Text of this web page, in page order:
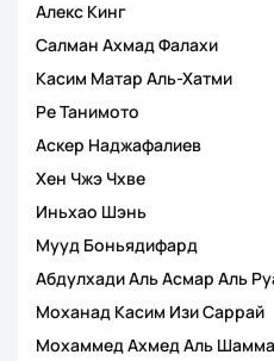
Алекс Кинг
Салман Ахмад Фалахи
Касим Матар Аль-Хатми
Ре Танимото
Аскер Наджафалиев
Хен Чжэ Чхве
Иньхао Шэнь
Мууд Боньядифард
Абдулхади Аль Асмар Аль
Моханад Касим Изи Саррай
Мохаммед Ахмед Аль